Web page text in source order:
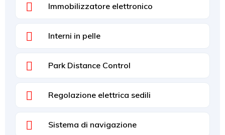
Immobilizzatore elettronico
Interni in pelle
Park Distance Control
Regolazione elettrica sedili
Sistema di navigazione